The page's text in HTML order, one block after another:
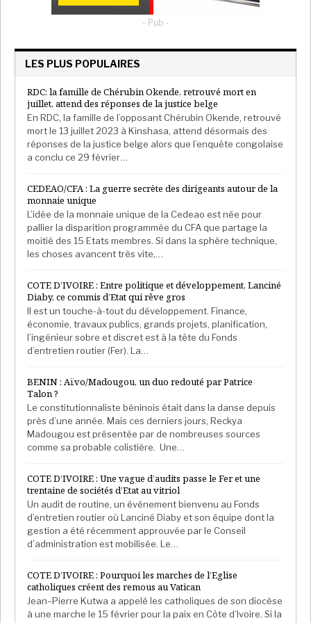
- Pub -
LES PLUS POPULAIRES
RDC: la famille de Chérubin Okende, retrouvé mort en
juillet, attend des réponses de la justice belge
En RDC, la famille de l’opposant Chérubin Okende, retrouvé
mort le 13 juillet 2023 à Kinshasa, attend désormais des
réponses de la justice belge alors que l’enquête congolaise
a conclu ce 29 février…
CEDEAO/CFA : La guerre secrète des dirigeants autour de la
monnaie unique
L’idée de la monnaie unique de la Cedeao est née pour
pallier la disparition programmée du CFA que partage la
moitié des 15 Etats membres. Si dans la sphère technique,
les choses avancent très vite,…
COTE D’IVOIRE : Entre politique et développement, Lanciné
Diaby, ce commis d’Etat qui rêve gros
Il est un touche-à-tout du développement. Finance,
économie, travaux publics, grands projets, planification,
l’ingénieur sobre et discret est à la tête du Fonds
d’entretien routier (Fer). La…
BENIN : Aïvo/Madougou, un duo redouté par Patrice
Talon ?
Le constitutionnaliste béninois était dans la danse depuis
près d’une année. Mais ces derniers jours, Reckya
Madougou est présentée par de nombreuses sources
comme sa probable colistière. Une…
COTE D’IVOIRE : Une vague d’audits passe le Fer et une
trentaine de sociétés d’Etat au vitriol
Un audit de routine, un événement bienvenu au Fonds
d’entretien routier où Lanciné Diaby et son équipe dont la
gestion a été récemment approuvée par le Conseil
d’administration est mobilisée. Le…
COTE D’IVOIRE : Pourquoi les marches de l’Eglise
catholiques créent des remous au Vatican
Jean–Pierre Kutwa a appelé les catholiques de son diocèse
à une marche le 15 février pour la paix en Côte d’Ivoire. Si la